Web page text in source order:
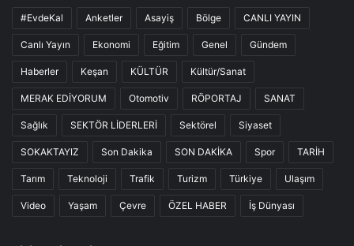
#EvdeKal Anketler Asayiş Bölge CANLI YAYIN
Canlı Yayın Ekonomi Eğitim Genel Gündem
Haberler Keşan KÜLTÜR Kültür/Sanat
MERAK EDİYORUM Otomotiv RÖPORTAJ SANAT
Sağlık SEKTÖR LİDERLERİ Sektörel Siyaset
SOKAKTAYIZ Son Dakika SON DAKİKA Spor TARİH
Tarım Teknoloji Trafik Turizm Türkiye Ulaşım
Video Yaşam Çevre ÖZEL HABER İş Dünyası